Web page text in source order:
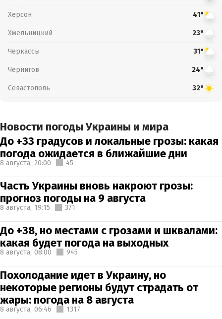
Херсон 41°
Хмельницкий 23°
Черкассы 31°
Чернигов 24°
Севастополь 32°
Новости погоды Украины и мира
До +33 градусов и локальные грозы: какая
погода ожидается в ближайшие дни
8 августа, 20:00 45
Часть Украины вновь накроют грозы:
прогноз погоды на 9 августа
8 августа, 19:15 371
До +38, но местами с грозами и шквалами:
какая будет погода на выходных
8 августа, 08:00 945
Похолодание идет в Украину, но
некоторые регионы будут страдать от
жары: погода на 8 августа
8 августа, 06:46 1317